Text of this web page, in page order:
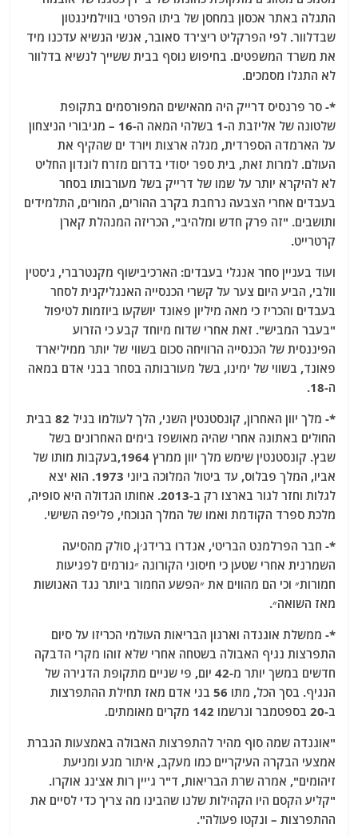
התגלה באתר אכסון במחסן של ביתו הפרטי בווילמינגטון
שבדלוור. לפי הפרקליט ריצ'רד סאובר, אנשי הנשיא עדכנו מיד
את משרד המשפטים. בחיפוש נוסף בבית ששייך לנשיא בדלוור
לא התגלו מסמכים.
*- סר פרנסיס דרייק היה מהאישים המפורסמים בתקופת
שלטונה של אליזבת ה-1 בשלהי המאה ה-16 – מגיבורי הניצחון
על הארמדה הספרדית, מגלה ארצות ויורד ים שהקיף את
העולם. למרות זאת, בית ספר יסודי בדרום מזרח לונדון החליט
לא להיקרא יותר על שמו של דרייק בשל מעורבותו בסחר
בעבדים אחרי הצבעה נרחבת בקרב ההורים, המורים, התלמידים
ותושבים. "זה פרק חדש ומלהיב", הכריזה המנהלת קארן
קרטרייט.
ועוד בעניין סחר אנגלי בעבדים: הארכיבישוף מקנטרברי, ג'סטין
וולבי, הביע היום צער על קשרי הכנסייה האנגליקנית לסחר
בעבדים והכריז כי מאה מיליון פאונד יושקעו ביוזמות לטיפול
"בעבר המביש". זאת אחרי שדוח מיוחד קבע כי הזרוע
הפיננסית של הכנסייה הרוויחה סכום בשווי של יותר ממיליארד
פאונד, בשווי של ימינו, בשל מעורבותה בסחר בבני אדם במאה
ה-18.
*- מלך יוון האחרון, קונסטנטין השני, הלך לעולמו בגיל 82 בבית
החולים באתונה אחרי שהיה מאושפז בימים האחרונים בשל
שבץ. קונסטנטין שימש מלך יוון ממרץ 1964,בעקבות מותו של
אביו, המלך פבלוס, עד ביטול המלוכה ביוני 1973. הוא יצא
לגלות וחזר לגור בארצו רק ב-2013. אחותו הגדולה היא סופיה,
מלכת ספרד הקודמת ואמו של המלך הנוכחי, פליפה השישי.
*- חבר הפרלמנט הבריטי, אנדרו ברידג׳ן, סולק מהסיעה
השמרנית אחרי שטען כי חיסוני הקורונה ״גורמים לפגיעות
חמורות״ וכי הם מהווים את ״הפשע החמור ביותר נגד האנושות
מאז השואה״.
*- ממשלת אוגנדה וארגון הבריאות העולמי הכריזו על סיום
התפרצות נגיף האבולה בשטחה אחרי שלא זוהו מקרי הדבקה
חדשים במשך יותר מ-42 יום, פי שניים מתקופת הדגירה של
הנגיף. בסך הכל, מתו 56 בני אדם מאז תחילת ההתפרצות
ב-20 בספטמבר ונרשמו 142 מקרים מאומתים.
"אוגנדה שמה סוף מהיר להתפרצות האבולה באמצעות הגברת
אמצעי הבקרה העיקריים כמו מעקב, איתור מגע ומניעת
זיהומים", אמרה שרת הבריאות, ד"ר ג'יין רות אצ'נג אוקרו.
"קליע הקסם היו הקהילות שלנו שהבינו מה צריך כדי לסיים את
ההתפרצות – ונקטו פעולה".